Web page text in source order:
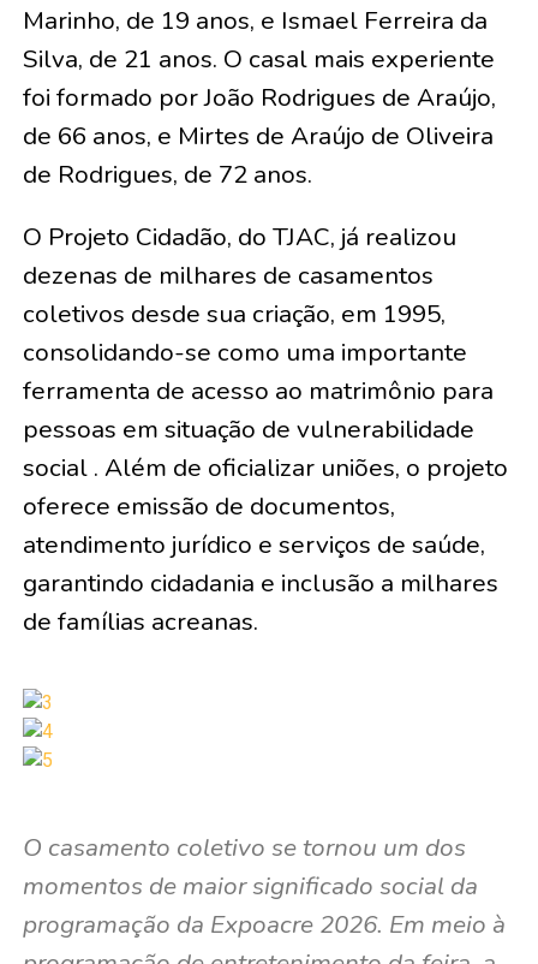
Marinho, de 19 anos, e Ismael Ferreira da
Silva, de 21 anos. O casal mais experiente
foi formado porJoão Rodrigues de Araújo,
de 66 anos, e Mirtes de Araújo de Oliveira
de Rodrigues, de 72 anos.
O Projeto Cidadão, do TJAC, já realizou
dezenas de milhares de casamentos
coletivos desde sua criação, em 1995,
consolidando-se como uma importante
ferramenta de acesso ao matrimônio para
pessoas em situação de vulnerabilidade
social . Além de oficializar uniões, o projeto
oferece emissão de documentos,
atendimento jurídico e serviços de saúde,
garantindo cidadania e inclusão a milhares
de famílias acreanas.
O casamento coletivo se tornou um dos
momentos de maior significado social da
programação da Expoacre 2026. Em meio à